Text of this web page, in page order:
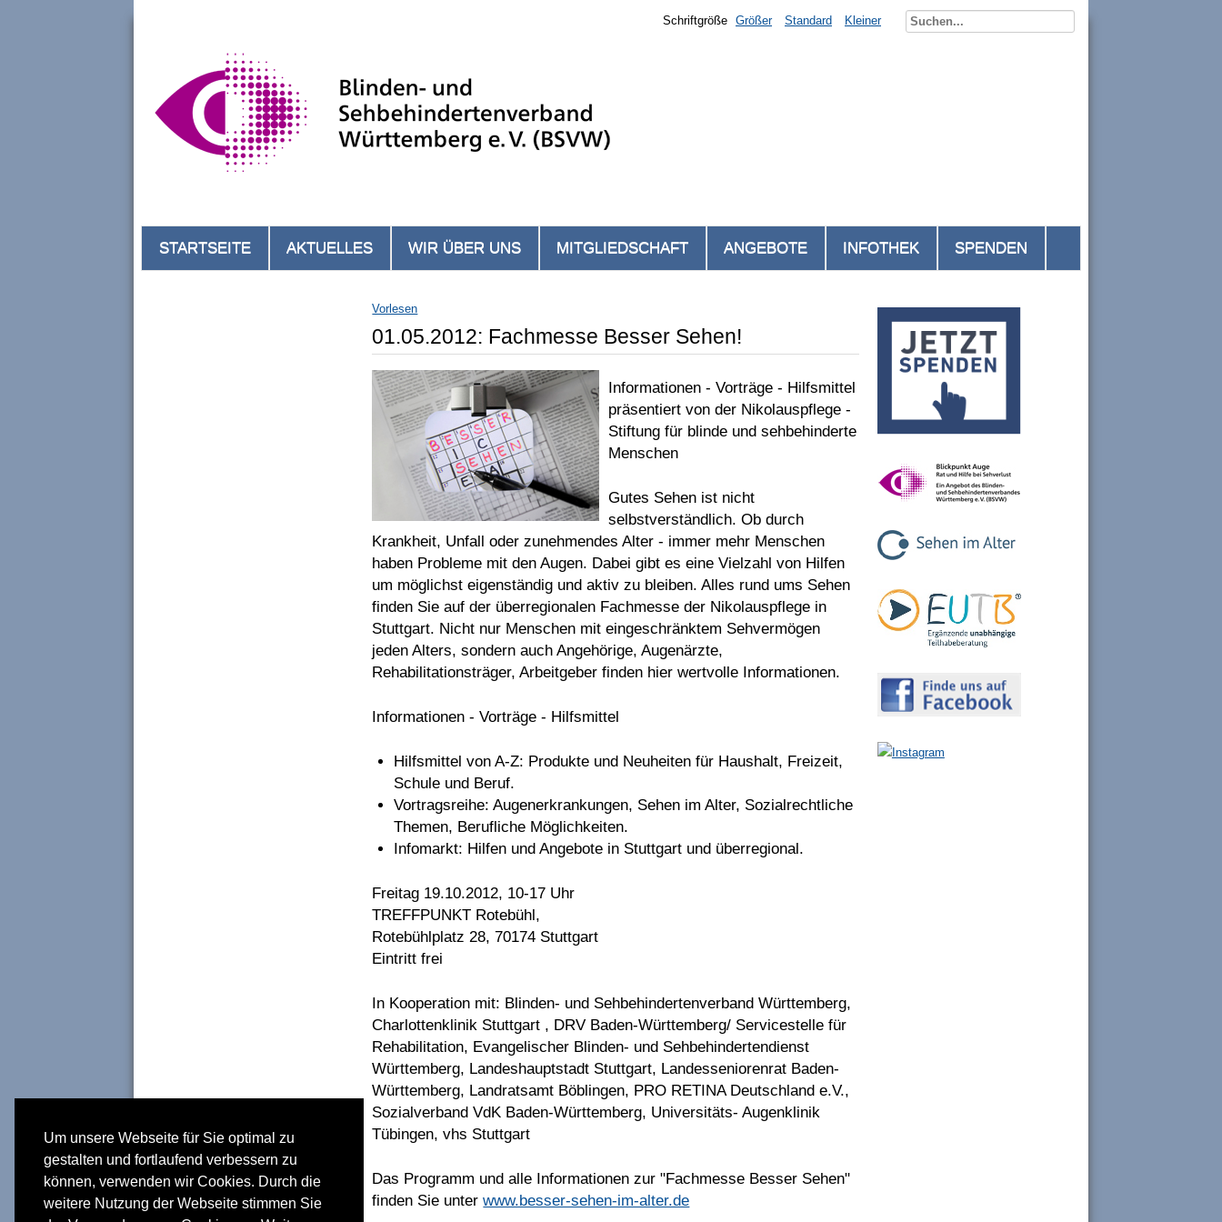
Um unsere Webseite für Sie optimal zu
gestalten und fortlaufend verbessern zu
können, verwenden wir Cookies. Durch die
weitere Nutzung der Webseite stimmen Sie
STARTSEITE AKTUELLES WIR ÜBER UNS MITGLIEDSCHAFT ANGEBOTE INFOTHEK SPENDEN
Schriftgröße Größer Standard Kleiner
Vorlesen
01.05.2012: Fachmesse Besser Sehen!
Informationen - Vorträge - Hilfsmittel
präsentiert von der Nikolauspflege -
Stiftung für blinde und sehbehinderte
Menschen
Gutes Sehen ist nicht
selbstverständlich. Ob durch
Krankheit, Unfall oder zunehmendes Alter - immer mehr Menschen
haben Probleme mit den Augen. Dabei gibt es eine Vielzahl von Hilfen
um möglichst eigenständig und aktiv zu bleiben. Alles rund ums Sehen
finden Sie auf der überregionalen Fachmesse der Nikolauspflege in
Stuttgart. Nicht nur Menschen mit eingeschränktem Sehvermögen
jeden Alters, sondern auch Angehörige, Augenärzte,
Rehabilitationsträger, Arbeitgeber finden hier wertvolle Informationen.
Informationen - Vorträge - Hilfsmittel
Hilfsmittel von A-Z: Produkte und Neuheiten für Haushalt, Freizeit,
Schule und Beruf.
Vortragsreihe: Augenerkrankungen, Sehen im Alter, Sozialrechtliche
Themen, Berufliche Möglichkeiten.
Infomarkt: Hilfen und Angebote in Stuttgart und überregional.
Freitag 19.10.2012, 10-17 Uhr
TREFFPUNKT Rotebühl,
Rotebühlplatz 28, 70174 Stuttgart
Eintritt frei
In Kooperation mit: Blinden- und Sehbehindertenverband Württemberg,
Charlottenklinik Stuttgart , DRV Baden-Württemberg/ Servicestelle für
Rehabilitation, Evangelischer Blinden- und Sehbehindertendienst
Württemberg, Landeshauptstadt Stuttgart, Landesseniorenrat Baden-
Württemberg, Landratsamt Böblingen, PRO RETINA Deutschland e.V.,
Sozialverband VdK Baden-Württemberg, Universitäts- Augenklinik
Tübingen, vhs Stuttgart
Das Programm und alle Informationen zur "Fachmesse Besser Sehen"
finden Sie unterwww.besser-sehen-im-alter.de